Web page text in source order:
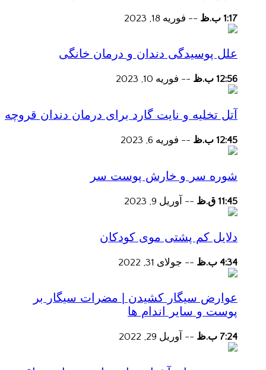
1:17 ب.ظ -- فوریه 18, 2023
علل پوسیدگی دندان و درمان خانگی
12:56 ب.ظ -- فوریه 10, 2023
آتل تخلیه و نایت گارد برای درمان دندان قروچه
12:45 ب.ظ -- فوریه 6, 2023
شوره سر و خارش پوست سر
11:45 ق.ظ -- آوریل 9, 2023
دلایل کم پشتی موی کودکان
4:34 ب.ظ -- جولای 31, 2022
عوارض سیگار کشیدن | مضرات سیگار بر
پوست و سایر اندام ها
7:24 ب.ظ -- آوریل 29, 2022